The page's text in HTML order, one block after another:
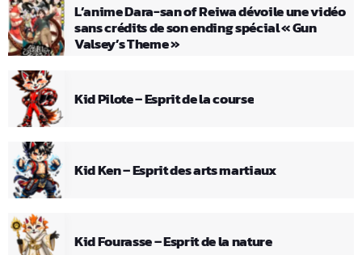
L’anime Dara-san of Reiwa dévoile une vidéo
sans crédits de son ending spécial « Gun
Valsey’s Theme »
Kid Pilote – Esprit de la course
Kid Ken – Esprit des arts martiaux
Kid Fourasse – Esprit de la nature